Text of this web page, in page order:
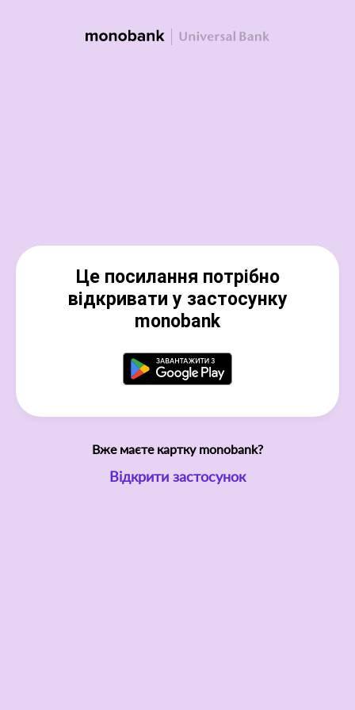
Це посилання потрібно
відкривати у застосунку
monobank
Вже маєте картку monobank?
Відкрити застосунок